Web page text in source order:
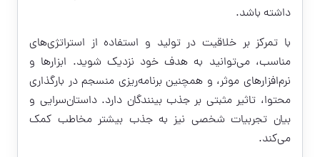
داشته باشد.
با تمرکز بر خلاقیت در تولید و استفاده از استراتژی‌های
مناسب، می‌توانید به هدف خود نزدیک شوید. ابزارها و
نرم‌افزارهای موثر، و همچنین برنامه‌ریزی منسجم در بارگذاری
محتوا، تاثیر مثبتی بر جذب بینندگان دارد. داستان‌سرایی و
بیان تجربیات شخصی نیز به جذب بیشتر مخاطب کمک
می‌کند.